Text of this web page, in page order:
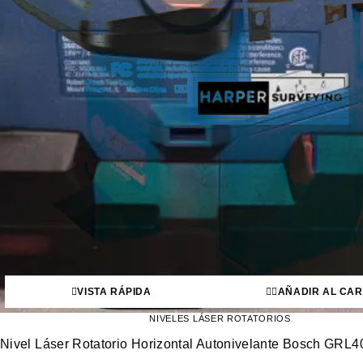
VISTA RÁPIDA AÑADIR AL
NIVELES LÁSER ROTATORIOS
Nivel Láser Rotatorio Horizontal Autonivelante Bosch